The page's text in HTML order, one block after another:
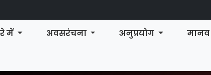
में अवसरंचना अनुप्रयोग